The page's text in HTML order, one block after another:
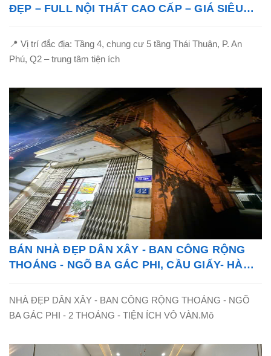
ĐẸP – FULL NỘI THẤT CAO CẤP – GIÁ SIÊU
📍 Vị trí đắc địa: Tầng 4, chung cư 5 tầng Thái Thuận, P. An
Phú, Q2 – trung tâm tiện ích
BÁN NHÀ ĐẸP DÂN XÂY - BAN CÔNG RỘNG
THOÁNG - NGÕ BA GÁC PHI, CẦU GIẤY- HÀ
NHÀ ĐẸP DÂN XÂY - BAN CÔNG RỘNG THOÁNG - NGÕ
BA GÁC PHI - 2 THOÁNG - TIỆN ÍCH VÔ VÀN.Mô